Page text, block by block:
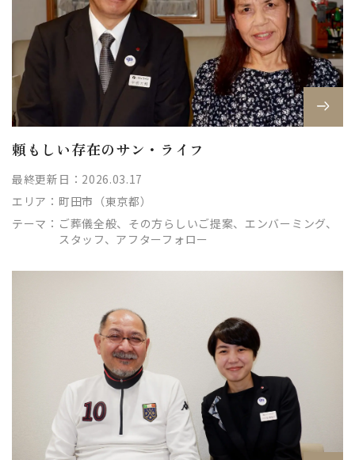
頼もしい存在のサン・ライフ
最終更新日：2026.03.17
エリア： 町田市（東京都）
テーマ： ご葬儀全般、その方らしいご提案、エンバーミング、
スタッフ、アフターフォロー